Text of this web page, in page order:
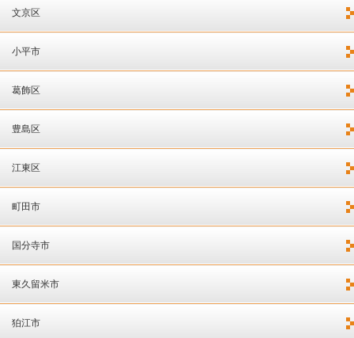
文京区
小平市
葛飾区
豊島区
江東区
町田市
国分寺市
東久留米市
狛江市